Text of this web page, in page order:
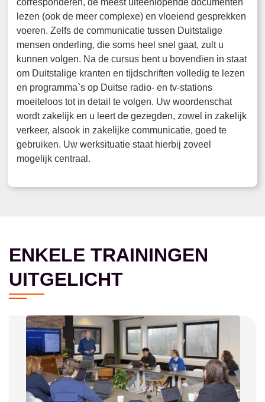
corresponderen, de meest uiteenlopende documenten
lezen (ook de meer complexe) en vloeiend gesprekken
voeren. Zelfs de communicatie tussen Duitstalige
mensen onderling, die soms heel snel gaat, zult u
kunnen volgen. Na de cursus bent u bovendien in staat
om Duitstalige kranten en tijdschriften volledig te lezen
en programma`s op Duitse radio- en tv-stations
moeiteloos tot in detail te volgen. Uw woordenschat
wordt zakelijk en u leert de gezegden, zowel in zakelijk
verkeer, alsook in zakelijke communicatie, goed te
gebruiken. Uw werksituatie staat hierbij zoveel
mogelijk centraal.
ENKELE TRAININGEN
UITGELICHT